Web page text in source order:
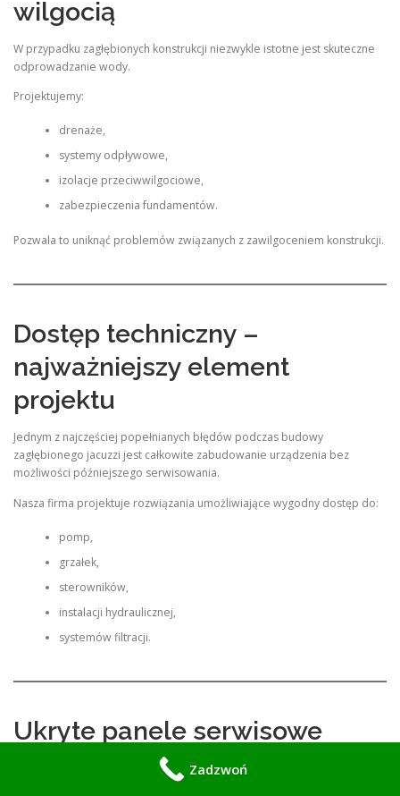
wilgocią
W przypadku zagłębionych konstrukcji niezwykle istotne jest skuteczne
odprowadzanie wody.
Projektujemy:
drenaże,
systemy odpływowe,
izolacje przeciwwilgociowe,
zabezpieczenia fundamentów.
Pozwala to uniknąć problemów związanych z zawilgoceniem konstrukcji.
Dostęp techniczny –
najważniejszy element
projektu
Jednym z najczęściej popełnianych błędów podczas budowy
zagłębionego jacuzzi jest całkowite zabudowanie urządzenia bez
możliwości późniejszego serwisowania.
Nasza firma projektuje rozwiązania umożliwiające wygodny dostęp do:
pomp,
grzałek,
sterowników,
instalacji hydraulicznej,
systemów filtracji.
Ukryte panele serwisowe
Specjalizujemy się w wykonywaniu estetycznych i praktycznych paneli
Zadzwoń